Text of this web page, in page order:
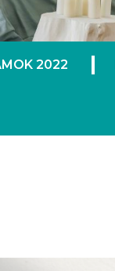
2022